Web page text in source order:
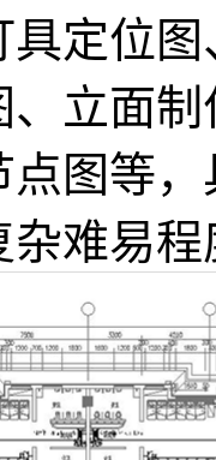
定位
、立面
点图等
难易